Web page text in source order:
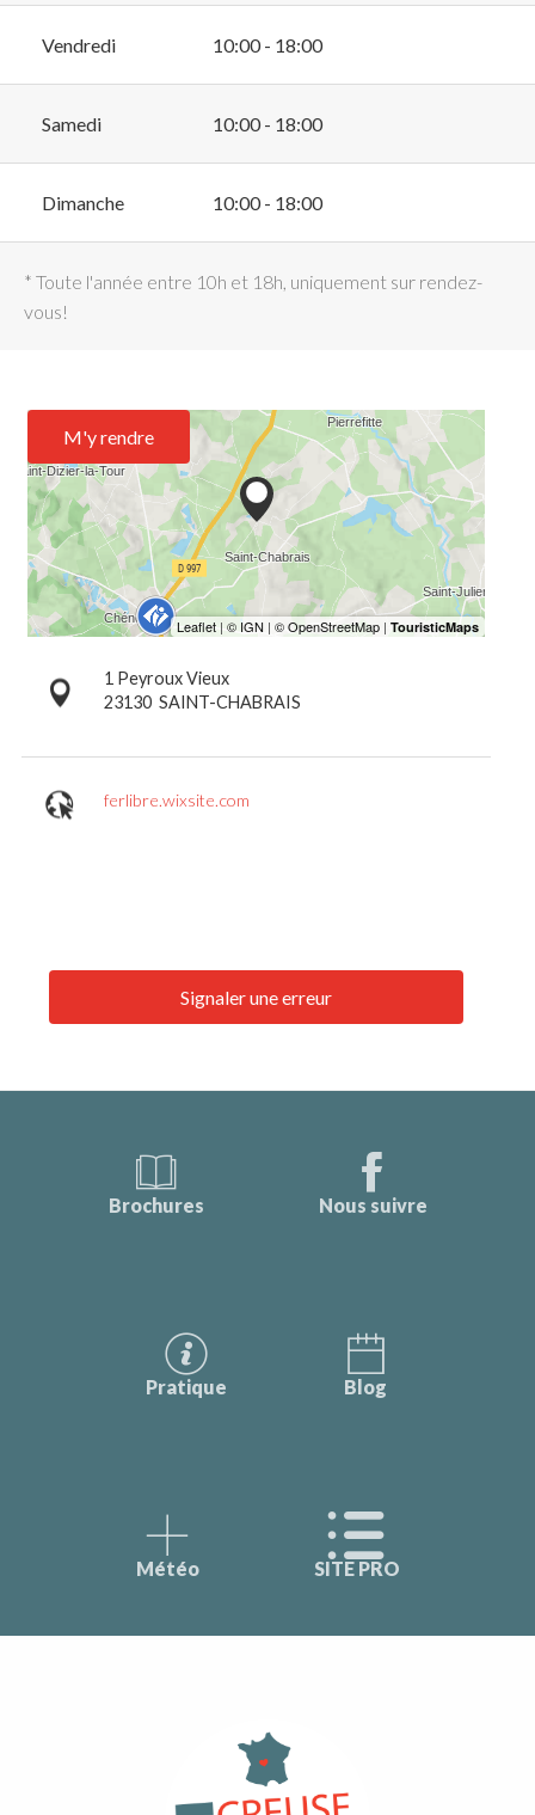
Vendredi 10:00 - 18:00
Samedi 10:00 - 18:00
Dimanche 10:00 - 18:00
* Toute l'année entre 10h et 18h, uniquement sur rendez-
vous!
M'y rendre
1 Peyroux Vieux
23130 SAINT-CHABRAIS
ferlibre.wixsite.com
Signaler une erreur
Brochures Nous suivre
Pratique Blog
Météo SITE PRO